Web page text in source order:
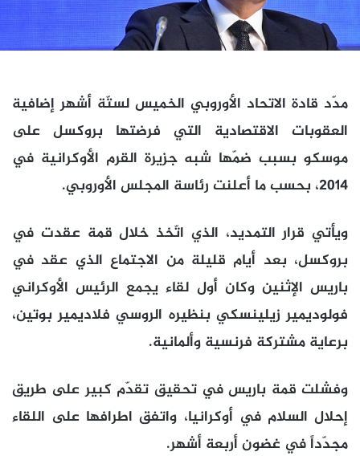
مدّد قادة الاتحاد الأوروبي الخميس لستّة أشهر إضافية
العقوبات الاقتصادية التي فرضتها بروكسل على
موسكو بسبب ضمّها شبه جزيرة القرم الأوكرانية في
2014، بحسب ما أعلنت رئاسة المجلس الأوروبي.
ويأتي قرار التمديد، الذي اتّخذ خلال قمة عقدت في
بروكسل، بعد أيام قليلة من الاجتماع الذي عقد في
باريس الإثنين وكان أول لقاء يجمع الرئيس الأوكراني
فولوديمير زيلينسكي بنظيره الروسي فلاديمير بوتين،
برعاية مشتركة فرنسية وألمانية.
وفشلت قمة باريس في تحقيق تقدّم كبير على طريق
إحلال السلام في أوكرانيا، واتفق اطرافها على اللقاء
مجدّداً في غضون أربعة أشهر.